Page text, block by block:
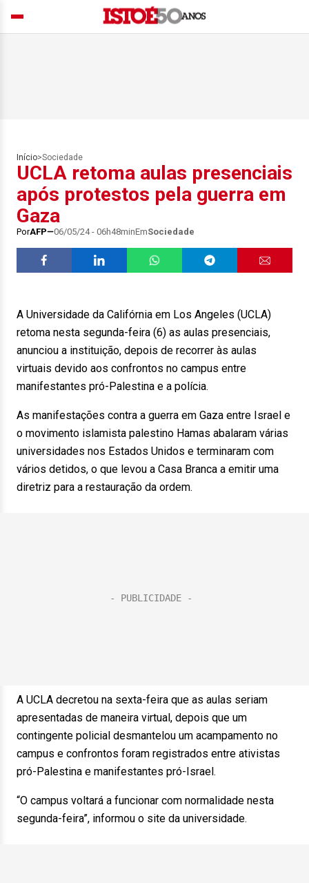
Início>Sociedade
UCLA retoma aulas presenciais
após protestos pela guerra em
Gaza
PorAFP 06/05/24 - 06h48minEmSociedade
A Universidade da Califórnia em Los Angeles (UCLA)
retoma nesta segunda-feira (6) as aulas presenciais,
anunciou a instituição, depois de recorrer às aulas
virtuais devido aos confrontos no campus entre
manifestantes pró-Palestina e a polícia.
As manifestações contra a guerra em Gaza entre Israel e
o movimento islamista palestino Hamas abalaram várias
universidades nos Estados Unidos e terminaram com
vários detidos, o que levou a Casa Branca a emitir uma
diretriz para a restauração da ordem.
A UCLA decretou na sexta-feira que as aulas seriam
apresentadas de maneira virtual, depois que um
contingente policial desmantelou um acampamento no
campus e confrontos foram registrados entre ativistas
pró-Palestina e manifestantes pró-Israel.
“O campus voltará a funcionar com normalidade nesta
segunda-feira”, informou o site da universidade.